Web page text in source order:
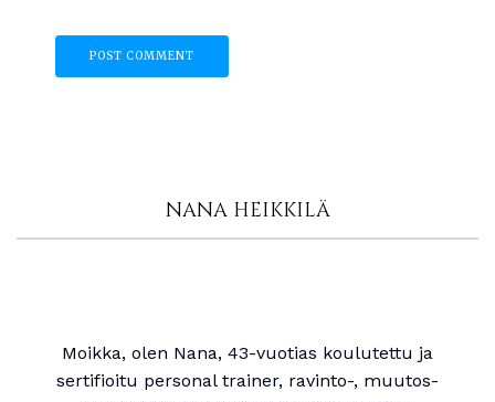
NANA HEIKKILÄ
Moikka, olen Nana, 43-vuotias koulutettu ja
sertifioitu personal trainer, ravinto-, muutos-